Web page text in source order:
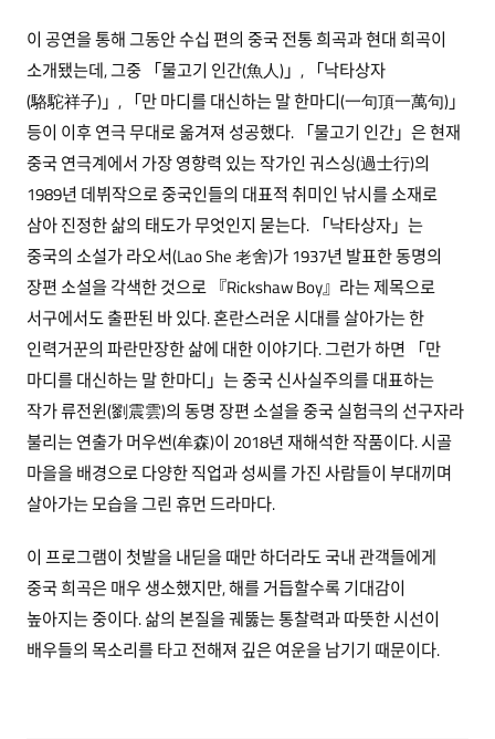
이 공연을 통해 그동안 수십 편의 중국 전통 희곡과 현대 희곡이
소개됐는데, 그중 「물고기 인간(魚人)」, 「낙타상자
(駱駝祥子)」, 「만 마디를 대신하는 말 한마디(一句頂一萬句)」
등이 이후 연극 무대로 옮겨져 성공했다. 「물고기 인간」은 현재
중국 연극계에서 가장 영향력 있는 작가인 궈스싱(過士行)의
1989년 데뷔작으로 중국인들의 대표적 취미인 낚시를 소재로
삼아 진정한 삶의 태도가 무엇인지 묻는다. 「낙타상자」는
중국의 소설가 라오서(Lao She 老舍)가 1937년 발표한 동명의
장편 소설을 각색한 것으로 『Rickshaw Boy』라는 제목으로
서구에서도 출판된 바 있다. 혼란스러운 시대를 살아가는 한
인력거꾼의 파란만장한 삶에 대한 이야기다. 그런가 하면 「만
마디를 대신하는 말 한마디」는 중국 신사실주의를 대표하는
작가 류전윈(劉震雲)의 동명 장편 소설을 중국 실험극의 선구자라
불리는 연출가 머우썬(牟森)이 2018년 재해석한 작품이다. 시골
마을을 배경으로 다양한 직업과 성씨를 가진 사람들이 부대끼며
살아가는 모습을 그린 휴먼 드라마다.
이 프로그램이 첫발을 내딛을 때만 하더라도 국내 관객들에게
중국 희곡은 매우 생소했지만, 해를 거듭할수록 기대감이
높아지는 중이다. 삶의 본질을 궤뚫는 통찰력과 따뜻한 시선이
배우들의 목소리를 타고 전해져 깊은 여운을 남기기 때문이다.